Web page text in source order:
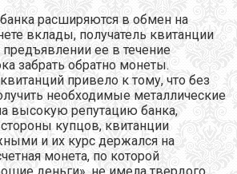
расширяются в обмен на
вклады, получатель квитанции
ее в течение
забрать обратно монеты.
привело к тому, что без
необходимые металлические
высокую репутацию банка,
купцов, квитанции
и их курс держался на
монета, по которой